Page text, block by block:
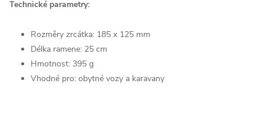
Technické parametry:
Rozměry zrcátka: 185 x 125 mm
Délka ramene: 25 cm
Hmotnost: 395 g
Vhodné pro: obytné vozy a karavany